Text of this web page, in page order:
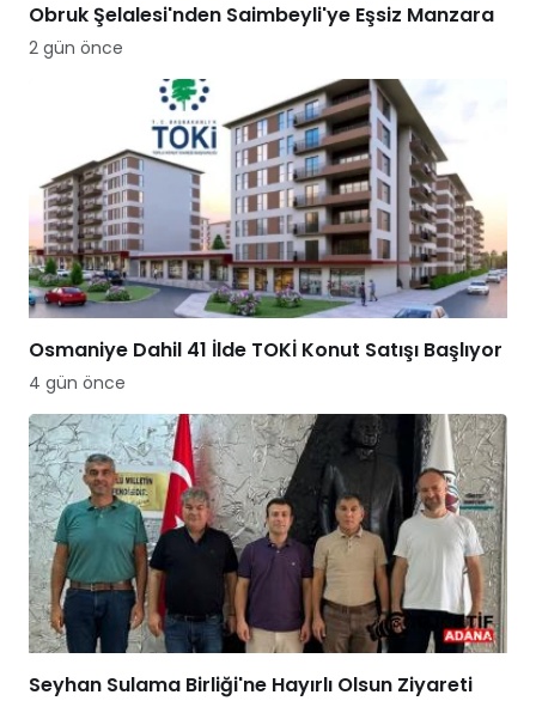
Obruk Şelalesi'nden Saimbeyli'ye Eşsiz Manzara
2 gün önce
Osmaniye Dahil 41 İlde TOKİ Konut Satışı Başlıyor
4 gün önce
Seyhan Sulama Birliği'ne Hayırlı Olsun Ziyareti